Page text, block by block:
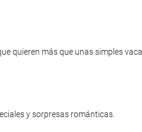
quieren más que unas simples
y sorpresas románticas.